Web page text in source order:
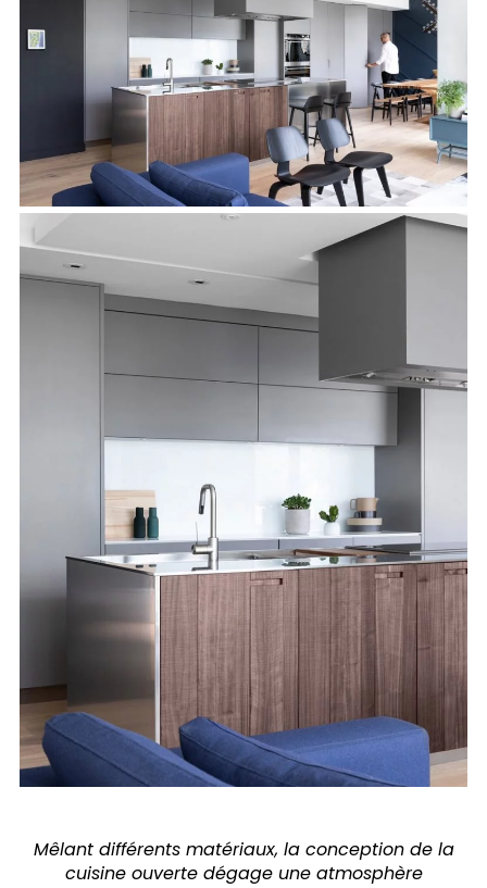
Mêlant différents matériaux, la conception de la
cuisine ouverte dégage une atmosphère